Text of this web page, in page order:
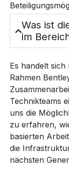
Was ist
im
Es handelt
Rahmen
Technikteams
uns die
zu erfahren,
basierten
die
nächsten